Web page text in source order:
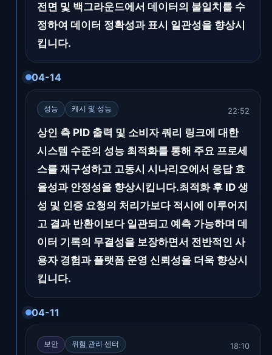
전면 및 백그라운드에서 데이터의 불일치를 수
정하여 데이터 정확성과 표시 일관성을 향상시
킵니다.
04-14
성능 캐시 및 성능 22:52
상인 측 PID 출력 및 소비자 쿼리 링크에 대한
시스템 수준의 성능 최적화를 통해 주요 프로세
스를 재구성하고 고동시 시나리오에서 응답 효
율성과 안정성을 향상시킵니다.최적화 후 ID 생
성 및 인증 요청의 처리가보다 적시에 이루어지
고 결과 반환이보다 일관되고 예측 가능하며 데
이터 기록의 무결성을 보장하면서 전반적인 사
용자 경험과 플랫폼 운영 신뢰성을 더욱 향상시
킵니다.
04-11
보안 위험 관리 센터 18:10